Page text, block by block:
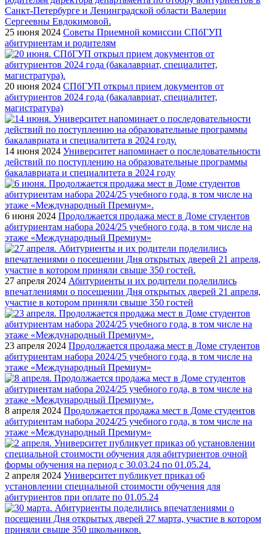
25 июня 2024 Советы Приемной комиссии СПбГУП
абитуриентам и родителям
20 июня 2024 СПбГУП открыл прием документов от
абитуриентов 2024 года (бакалавриат, специалитет,
магистратура)
14 июня 2024 Университет напоминает о последовательности
действий по поступлению на образовательные программы
бакалавриата и специалитета в 2024 году
6 июня 2024 Продолжается продажа мест в Доме студентов
абитуриентам набора 2024/25 учебного года, в том числе на
этаже «Международный Премиум»
27 апреля 2024 Абитуриенты и их родители поделились
впечатлениями о посещении Дня открытых дверей 21 апреля,
участие в котором приняли свыше 350 гостей
23 апреля 2024 Продолжается продажа мест в Доме студентов
абитуриентам набора 2024/25 учебного года, в том числе на
этаже «Международный Премиум»
8 апреля 2024 Продолжается продажа мест в Доме студентов
абитуриентам набора 2024/25 учебного года, в том числе на
этаже «Международный Премиум»
2 апреля 2024 Университет публикует приказ об
установлении специальной стоимости обучения для
абитуриентов при оплате по 01.05.24